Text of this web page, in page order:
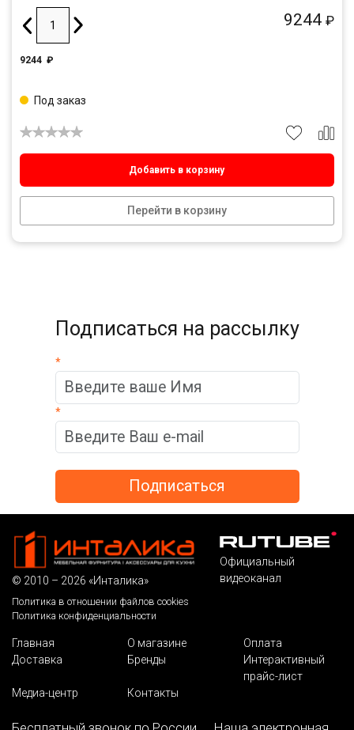
9244 ₽
9244 ₽
Добавить в корзину
Перейти в корзину
Под заказ
Подписаться на рассылку
*
*
© 2010 – 2026 «Инталика»
Политика в отношении файлов cookies
Политика конфиденциальности
Официальный
видеоканал
Главная О магазине
Оплата
Доставка
Бренды
Интерактивный
прайс-лист
Медиа-центр
Контакты